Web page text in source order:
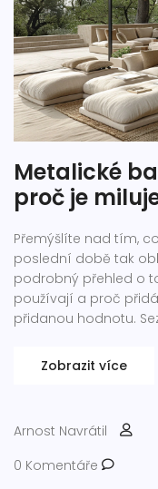
Metalické
proč je
Přemýšlíte nad tím,
poslední době tak
podrobný přehled o
používají a proč
přidanou hodnotu.
mají na atmosféru
Zobrazit více
Arnost Navrátil
0 Komentáře